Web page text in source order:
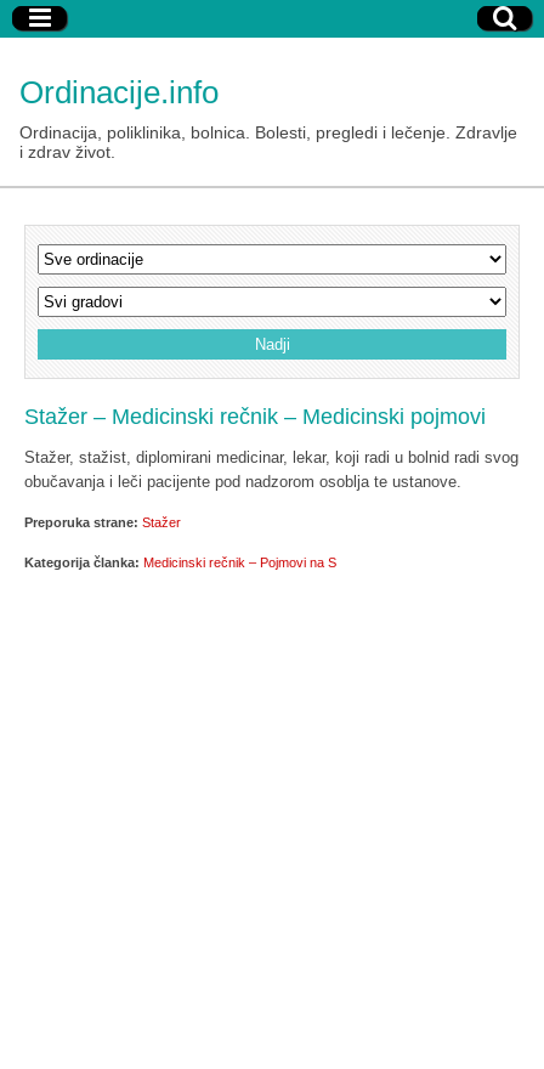
Ordinacije.info
Ordinacija, poliklinika, bolnica. Bolesti, pregledi i lečenje. Zdravlje
i zdrav život.
Stažer – Medicinski rečnik – Medicinski pojmovi
Stažer, stažist, diplomirani medicinar, lekar, koji radi u bolnid radi svog
obučavanja i leči pacijente pod nadzorom osoblja te ustanove.
Preporuka strane: Stažer
Kategorija članka: Medicinski rečnik – Pojmovi na S